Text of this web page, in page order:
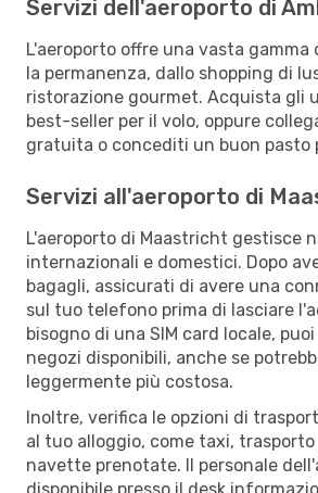
Servizi dell'aeroporto di
L'aeroporto offre una vasta
la permanenza, dallo shopping di
ristorazione gourmet. Acquista gli
best-seller per il volo, oppure
gratuita o concediti un buon pasto
Servizi all'aeroporto di
L'aeroporto di Maastricht gestisce
internazionali e domestici. Dopo
bagagli, assicurati di avere una
sul tuo telefono prima di lasciare
bisogno di una SIM card locale,
negozi disponibili, anche se
leggermente più costosa.
Inoltre, verifica le opzioni di
al tuo alloggio, come taxi, trasporto
navette prenotate. Il personale